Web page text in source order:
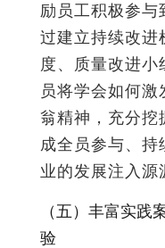
励员工积极参与
过建立持续改进
度、质量改进小
员将学会如何激
翁精神，充分挖
成全员参与、持
业的发展注入源
（五）丰富实践
验